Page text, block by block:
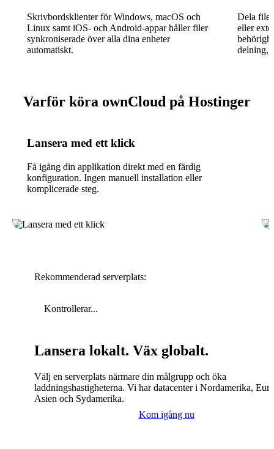
Skrivbordsklienter för Windows, macOS och
Linux samt iOS- och Android-appar håller filer
synkroniserade över alla dina enheter
automatiskt.
Dela filer
eller
delning,
Varför köra ownCloud på Hostinger
Lansera med ett klick
Få igång din applikation direkt med en färdig
konfiguration. Ingen manuell installation eller
komplicerade steg.
Rekommenderad serverplats:
Kontrollerar...
Lansera lokalt. Väx globalt.
Välj en serverplats närmare din målgrupp och öka
laddningshastigheterna. Vi har datacenter i Nordamerika,
Asien och Sydamerika.
Kom igång nu